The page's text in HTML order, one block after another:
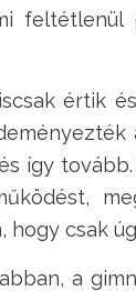
értik
így
hogy csak
a